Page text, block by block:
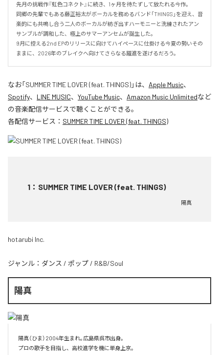
先月の挑戦作『虹色コネクト』に続き、1ヶ月を待たずして放たれる今作。
同郷の先輩でもある藤正裕太がボーカルを務めるバンド「THINGS」を迎え、音
楽的にも共鳴し合う二人のボーカルが紡ぎ出すハーモニーと洗練されたアン
サンブルが調和した、極上のサマーアンセムが誕生した。
9月に控える2nd EPのリリースに向けてハイペースに仕掛ける今夏の勢いその
ままに、2026年のブレイクへ向けてさらなる躍進を遂げるだろう。
なお「SUMMER TIME LOVER (feat. THINGS)」は、 Apple Music、
Spotify、 LINE MUSIC、 YouTube Music、 Amazon Music Unlimitedなど
の音楽配信サービスで聴くことができる。
各配信サービス： SUMMER TIME LOVER (feat. THINGS)
1 ： SUMMER TIME LOVER (feat. THINGS)
陽真
hotarubi Inc.
ジャンル： ダンス / ポップ / R&B/Soul
陽真
陽真（ひま）2004年生まれ｡広島県呉市出身。‌
プロの歌手を目指し、高校進学を機に単身上京。‌